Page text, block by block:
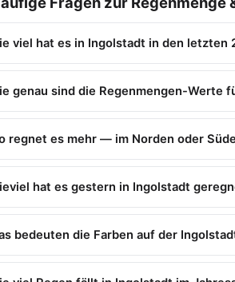
viel hat es in Ingolstadt in den letzten
genau sind die Regenmengen-Werte
regnet es mehr — im Norden oder
hat es gestern in Ingolstadt
bedeuten die Farben auf der